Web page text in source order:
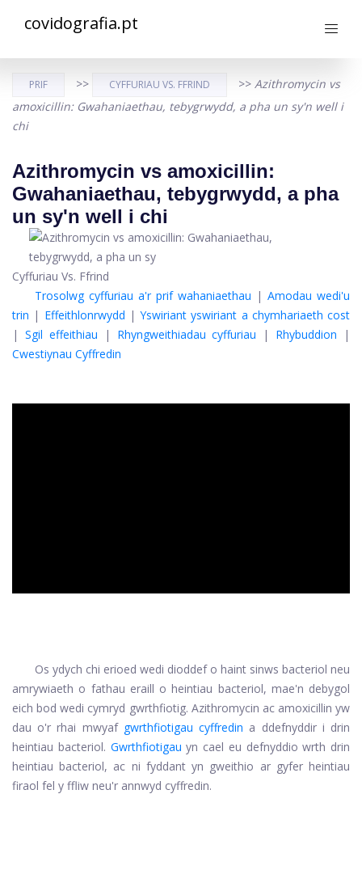
covidografia.pt
PRIF >> CYFFURIAU VS. FFRIND >> Azithromycin vs
amoxicillin: Gwahaniaethau, tebygrwydd, a pha un sy'n well i
chi
Azithromycin vs amoxicillin:
Gwahaniaethau, tebygrwydd, a pha
un sy'n well i chi
Cyffuriau Vs. Ffrind
Trosolwg cyffuriau a'r prif wahaniaethau | Amodau wedi'u
trin | Effeithlonrwydd | Yswiriant yswiriant a chymhariaeth cost
| Sgil effeithiau | Rhyngweithiadau cyffuriau | Rhybuddion |
Cwestiynau Cyffredin
Os ydych chi erioed wedi dioddef o haint sinws bacteriol neu
amrywiaeth o fathau eraill o heintiau bacteriol, mae'n debygol
eich bod wedi cymryd gwrthfiotig. Azithromycin ac amoxicillin yw
dau o'r rhai mwyaf gwrthfiotigau cyffredin a ddefnyddir i drin
heintiau bacteriol. Gwrthfiotigau yn cael eu defnyddio wrth drin
heintiau bacteriol, ac ni fyddant yn gweithio ar gyfer heintiau
firaol fel y ffliw neu'r annwyd cyffredin.